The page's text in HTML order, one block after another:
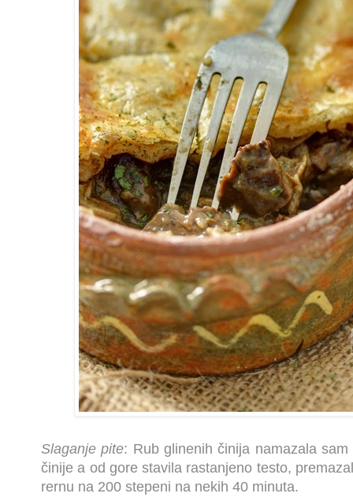
Slaganje pite: Rub glinenih činija namazala
činije a od gore stavila rastanjeno testo,
rernu na 200 stepeni na nekih 40 minuta.